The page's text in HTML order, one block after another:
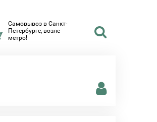
Самовывоз в Санкт-
Петербурге, возле
метро!